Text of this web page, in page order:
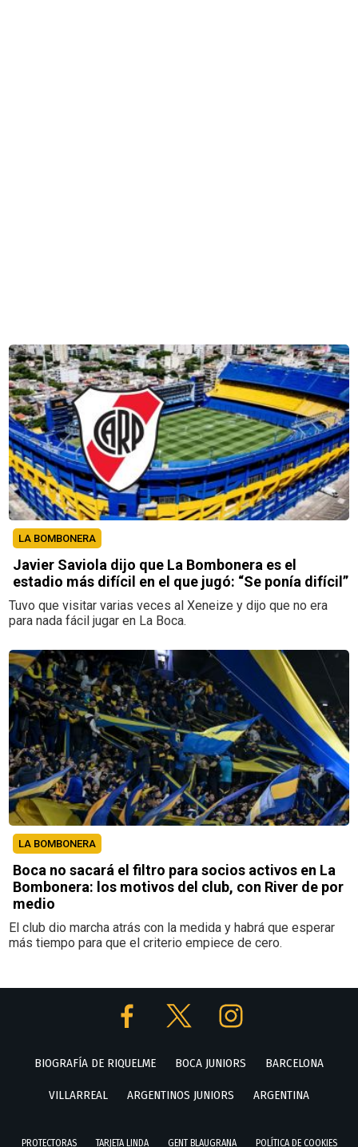
LA BOMBONERA
Javier Saviola dijo que La Bombonera es el
estadio más difícil en el que jugó: “Se ponía difícil”
Tuvo que visitar varias veces al Xeneize y dijo que no era
para nada fácil jugar en La Boca.
LA BOMBONERA
Boca no sacará el filtro para socios activos en La
Bombonera: los motivos del club, con River de por
medio
El club dio marcha atrás con la medida y habrá que esperar
más tiempo para que el criterio empiece de cero.
BIOGRAFÍA DE RIQUELME BOCA JUNIORS BARCELONA
VILLARREAL ARGENTINOS JUNIORS ARGENTINA
PROTECTORAS TARJETA LINDA GENT BLAUGRANA POLÍTICA DE COOKIES